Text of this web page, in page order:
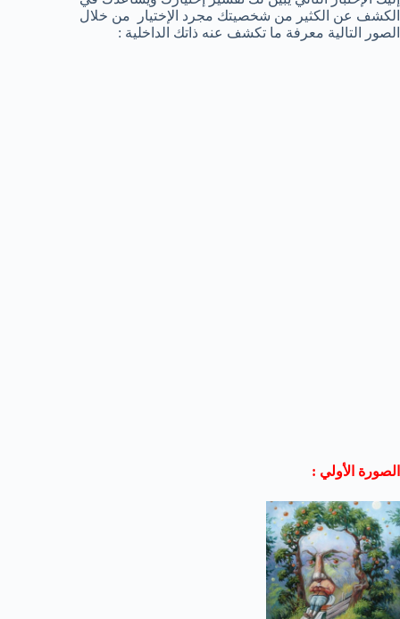
الكشف عن الكثير من شخصيتك مجرد الإختيار من خلال
الصور التالية معرفة ما تكشف عنه ذاتك الداخلية :
الصورة الأولي :